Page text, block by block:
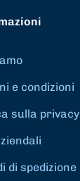
e condizioni
sulla privacy
di spedizione